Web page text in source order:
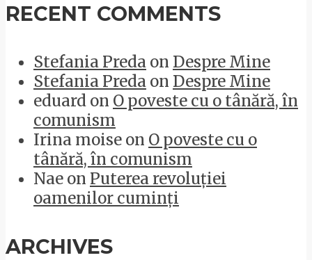
RECENT COMMENTS
Stefania Preda on Despre Mine
Stefania Preda on Despre Mine
eduard on O poveste cu o tânără, în
comunism
Irina moise on O poveste cu o
tânără, în comunism
Nae on Puterea revoluției
oamenilor cuminți
ARCHIVES